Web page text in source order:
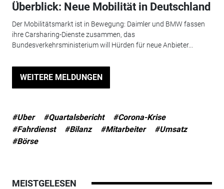
Überblick: Neue Mobilität in Deutschland
Der Mobilitätsmarkt ist in Bewegung: Daimler und BMW fassen
ihre Carsharing-Dienste zusammen, das
Bundesverkehrsministerium will Hürden für neue Anbieter...
WEITERE MELDUNGEN
#Uber #Quartalsbericht
#Corona-Krise
#Fahrdienst
#Bilanz #Mitarbeiter
#Umsatz
#Börse
MEISTGELESEN